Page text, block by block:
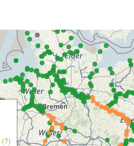
(?)